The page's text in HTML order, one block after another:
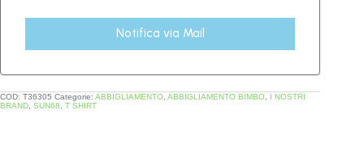
Notifica via Mail
COD: T36305 Categorie: ABBIGLIAMENTO ABBIGLIAMENTO BIMBO
I NOSTRI
BRAND SUN68 T SHIRT